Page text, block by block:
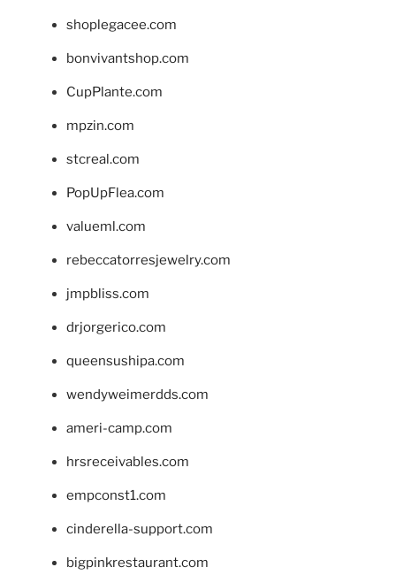
shoplegacee.com
bonvivantshop.com
CupPlante.com
mpzin.com
stcreal.com
PopUpFlea.com
valueml.com
rebeccatorresjewelry.com
jmpbliss.com
drjorgerico.com
queensushipa.com
wendyweimerdds.com
ameri-camp.com
hrsreceivables.com
empconst1.com
cinderella-support.com
bigpinkrestaurant.com